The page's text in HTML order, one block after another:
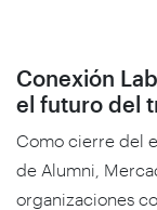
Conexión
el futuro del
Como cierre del
de Alumni,
organizaciones